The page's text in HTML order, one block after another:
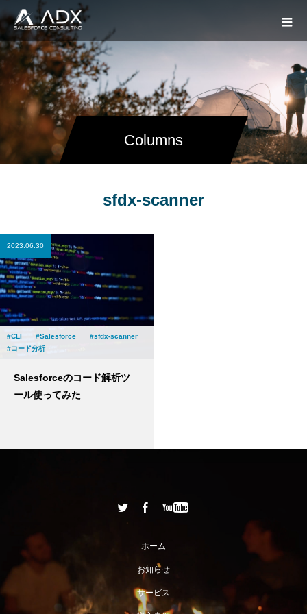
Columns
sfdx-scanner
2023.06.30
CLI Salesforce
sfdx-scanner
コード分析
Salesforceのコード解析ツ
ール使ってみた
ホーム
お知らせ
サービス